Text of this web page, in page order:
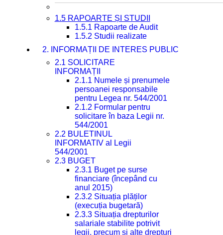
1.5 RAPOARTE ȘI STUDII
1.5.1 Rapoarte de Audit
1.5.2 Studii realizate
2. INFORMAȚII DE INTERES PUBLIC
2.1 SOLICITARE
INFORMAȚII
2.1.1 Numele și prenumele
persoanei responsabile
pentru Legea nr. 544/2001
2.1.2 Formular pentru
solicitare în baza Legii nr.
544/2001
2.2 BULETINUL
INFORMATIV al Legii
544/2001
2.3 BUGET
2.3.1 Buget pe surse
financiare (începând cu
anul 2015)
2.3.2 Situația plăților
(execuția bugetară)
2.3.3 Situația drepturilor
salariale stabilite potrivit
legii, precum și alte drepturi